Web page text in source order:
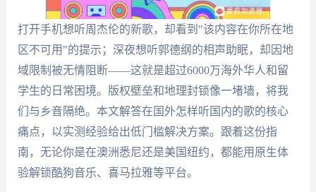
打开手机想听周杰伦的新歌，却看到"该内容在你所在地
区不可用"的提示；深夜想听郭德纲的相声助眠，却因地
域限制被无情阻断——这就是超过6000万海外华人和留
学生的日常困境。版权壁垒和地理封锁像一堵墙，将我
们与乡音隔绝。本文解答在国外怎样听国内的歌的核心
痛点，以实测经验给出低门槛解决方案。跟着这份指
南，无论你是在澳洲悉尼还是美国纽约，都能用原生体
验解锁酷狗音乐、喜马拉雅等平台。